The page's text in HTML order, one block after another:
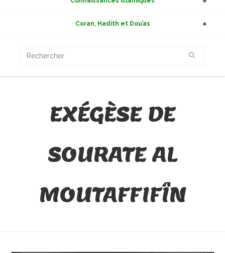
Coran, Hadith et Dou’as
EXÉGÈSE DE
SOURATE AL
MOUTAFFIFÎN